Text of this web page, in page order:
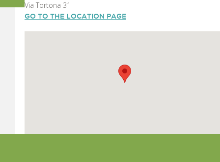
Via Tortona 31
GO TO THE LOCATION PAGE